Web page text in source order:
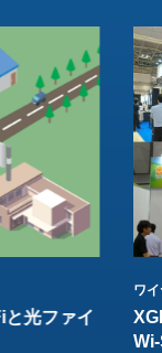
光ファイ
ワ